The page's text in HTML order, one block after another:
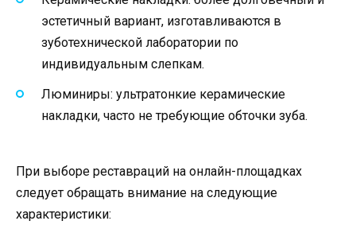
эстетичный вариант, изготавливаются в
зуботехнической лаборатории по
индивидуальным слепкам.
Люминиры: ультратонкие керамические
накладки, часто не требующие обточки зуба.
При выборе реставраций на онлайн-площадках
следует обращать внимание на следующие
характеристики: